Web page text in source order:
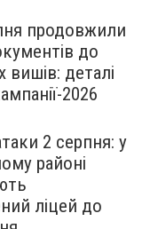
продовжили
до
вишів: деталі
2026
2 серпня: у
районі
ліцей до